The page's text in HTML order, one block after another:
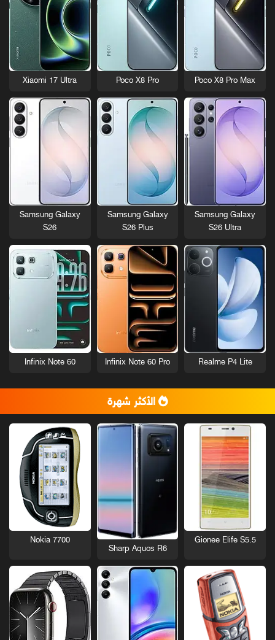
Poco X8 Pro Max
Poco X8 Pro
Xiaomi 17 Ultra
Samsung Galaxy
S26 Ultra
Samsung Galaxy
S26 Plus
Samsung Galaxy
S26
Realme P4 Lite
Infinix Note 60 Pro
Infinix Note 60
الأكثر شهرة
Gionee Elife S5.5
Sharp Aquos R6
Nokia 7700